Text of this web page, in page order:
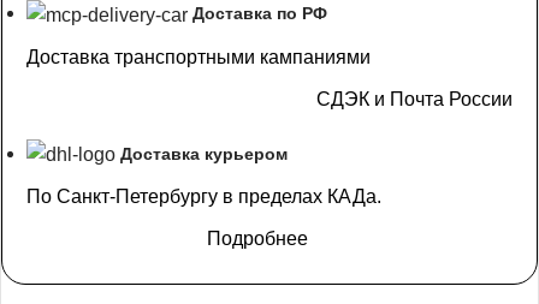
Доставка по РФ
Доставка транспортными кампаниями
СДЭК и Почта России
Доставка курьером
По Санкт-Петербургу в пределах КАДа.
Подробнее